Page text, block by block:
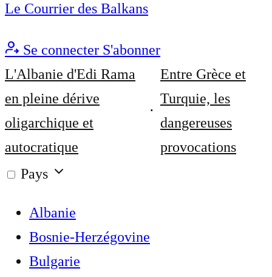
Le Courrier des Balkans
Se connecter S'abonner
L'Albanie d'Edi Rama
en pleine dérive
oligarchique et
autocratique
Entre Grèce et
Turquie, les
dangereuses
provocations
Pays
Albanie
Bosnie-Herzégovine
Bulgarie